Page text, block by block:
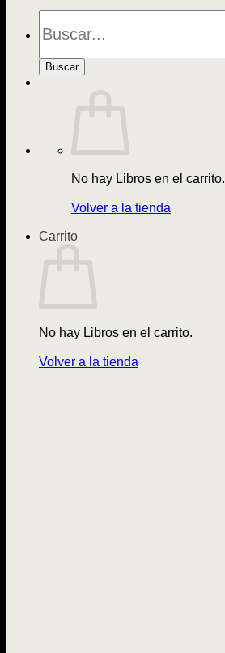
de
Buscar
No hay Libros en el carrito.
Volver a la tienda
Carrito
No hay Libros en el carrito.
Volver a la tienda